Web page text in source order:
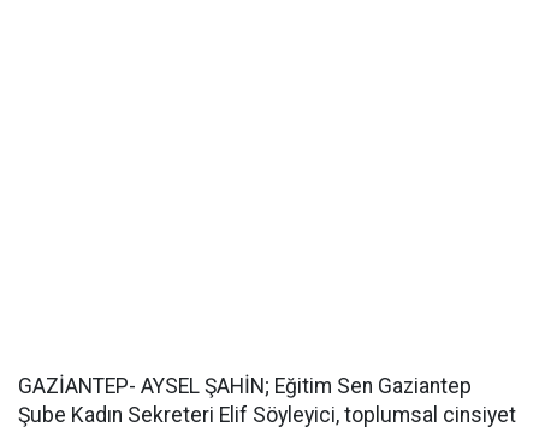
GAZİANTEP- AYSEL ŞAHİN; Eğitim Sen Gaziantep
Şube Kadın Sekreteri Elif Söyleyici, toplumsal cinsiyet